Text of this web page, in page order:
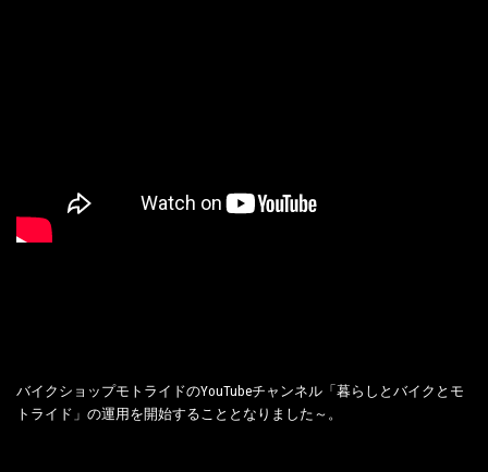
バイクショップモトライドのYouTubeチャンネル「暮らしとバイクとモ
トライド」の運用を開始することとなりました～。